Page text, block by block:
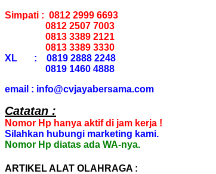
Simpati : 0812 2999 6693
0812 2507 7003
0813 3389 2121
0813 3389 3330
XL : 0819 2888 2248
0819 1460 4888
email : info@cvjayabersama.com
Catatan :
Nomor Hp hanya aktif di jam kerja !
Silahkan hubungi marketing kami.
Nomor Hp diatas ada WA-nya.
ARTIKEL ALAT OLAHRAGA :